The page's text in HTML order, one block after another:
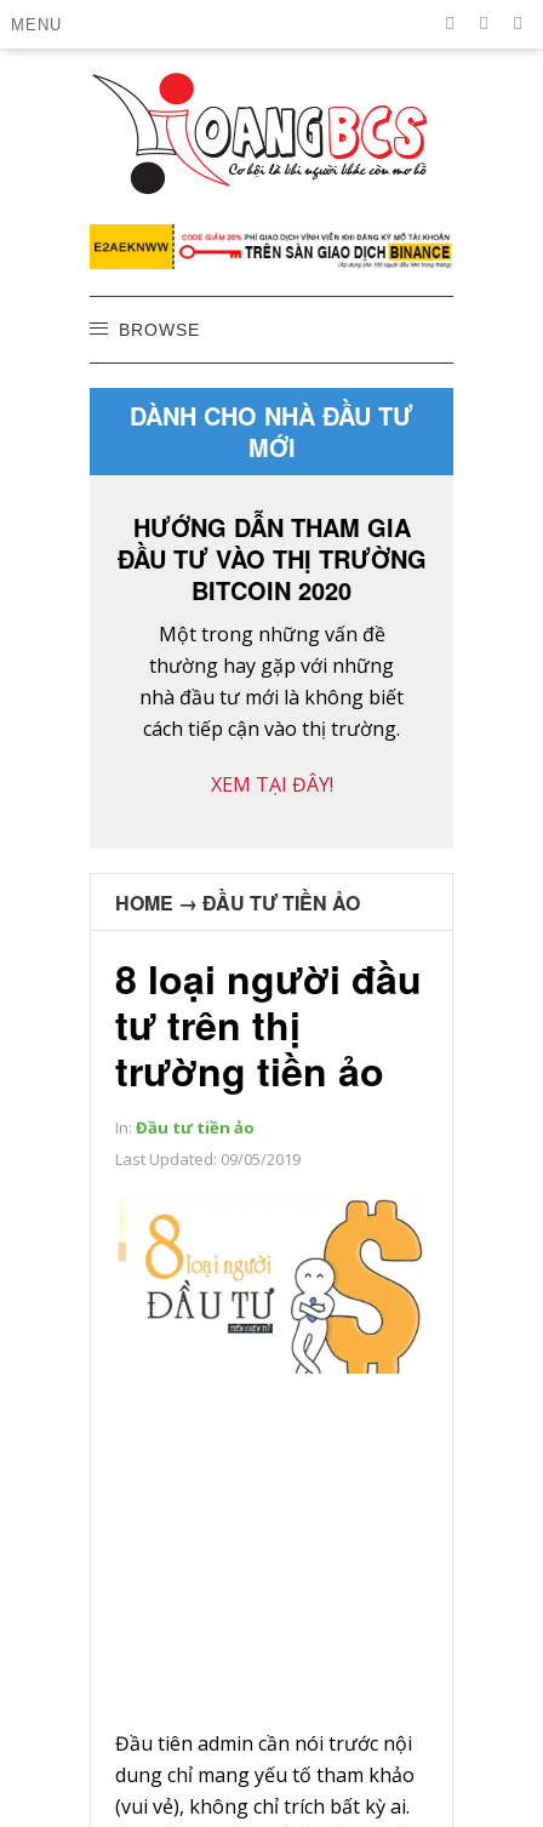
MENU
BROWSE
DÀNH CHO NHÀ ĐẦU TƯ
MỚI
HƯỚNG DẪN THAM GIA
ĐẦU TƯ VÀO THỊ TRƯỜNG
BITCOIN 2020
Một trong những vấn đề
thường hay gặp với những
nhà đầu tư mới là không biết
cách tiếp cận vào thị trường.
XEM TẠI ĐÂY!
HOME → ĐẦU TƯ TIỀN ẢO
8 loại người đầu
tư trên thị
trường tiền ảo
In: Đầu tư tiền ảo
Last Updated: 09/05/2019
Đầu tiên admin cần nói trước nội
dung chỉ mang yếu tố tham khảo
(vui vẻ), không chỉ trích bất kỳ ai.